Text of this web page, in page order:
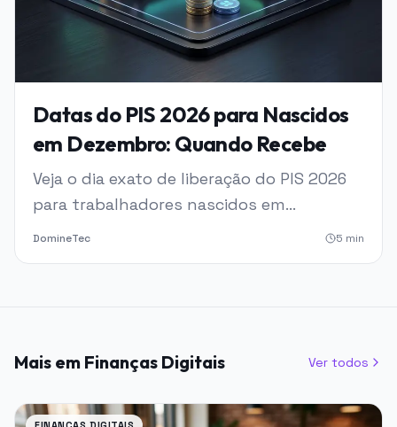
Datas do PIS 2026 para Nascidos
em Dezembro: Quando Recebe
Veja o dia exato de liberação do PIS 2026
para trabalhadores nascidos em
dezembro. Calendário oficial, formas de
DomineTec 5 min
Mais em Finanças Digitais Ver todos